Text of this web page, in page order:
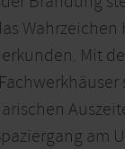
Mit
am